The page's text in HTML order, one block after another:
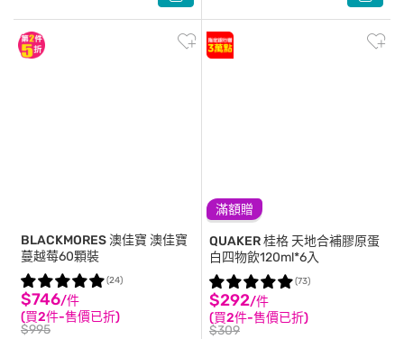
BLACKMORES 澳佳寶 澳佳寶
蔓越莓60顆裝
$746/件
(買2件-售價已折)
$995
(24)
滿額贈
QUAKER 桂格 天地合補膠原蛋
白四物飲120ml*6入
$292/件
(買2件-售價已折)
$309
(73)